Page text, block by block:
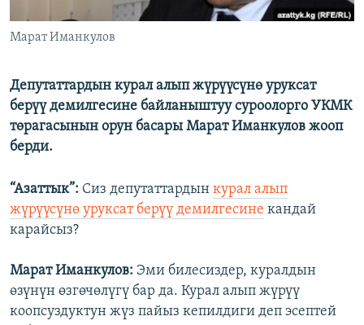
Марат Иманкулов
Депутаттардын курал алып жүрүүсүнө уруксат
берүү демилгесине байланыштуу суроолорго УКМК
төрагасынын орун басары Марат Иманкулов жооп
берди.
“Азаттык”: Сиз депутаттардын курал алып
жүрүүсүнө уруксат берүү демилгесине кандай
карайсыз?
Марат Иманкулов: Эми билесиздер, куралдын
өзүнүн өзгөчөлүгү бар да. Курал алып жүрүү
коопсуздуктун жүз пайыз кепилдиги деп эсептей